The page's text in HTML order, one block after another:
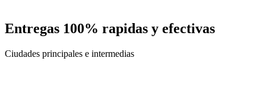
Entregas 100% rapidas y efectivas
Ciudades principales e intermedias